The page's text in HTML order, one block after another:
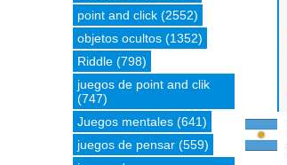
point and click (2552)
objetos ocultos (1352)
Riddle (798)
juegos de point and clik
(747)
Juegos mentales (641)
juegos de pensar (559)